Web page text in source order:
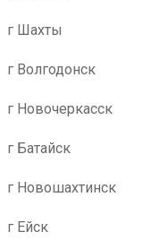
г Шахты
г Волгодонск
г Новочеркасск
г Батайск
г Новошахтинск
г Ейск